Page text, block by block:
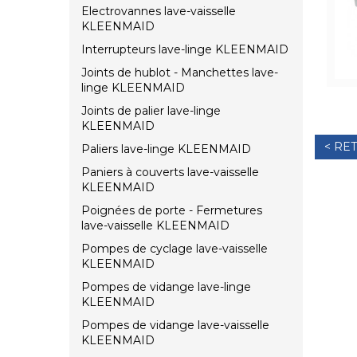
Electrovannes lave-vaisselle
KLEENMAID
Interrupteurs lave-linge KLEENMAID
Joints de hublot - Manchettes lave-
linge KLEENMAID
Joints de palier lave-linge
KLEENMAID
Paliers lave-linge KLEENMAID
Paniers à couverts lave-vaisselle
KLEENMAID
Poignées de porte - Fermetures
lave-vaisselle KLEENMAID
Pompes de cyclage lave-vaisselle
KLEENMAID
Pompes de vidange lave-linge
KLEENMAID
Pompes de vidange lave-vaisselle
KLEENMAID
<